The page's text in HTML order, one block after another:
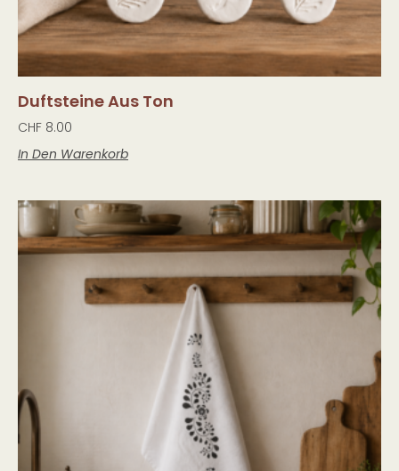
Duftsteine Aus Ton
CHF 8.00
In Den Warenkorb